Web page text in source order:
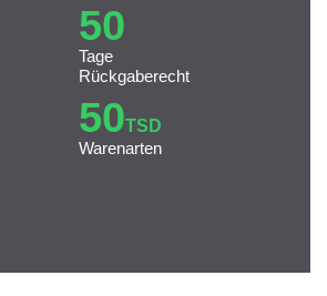
50
Tage
Rückgaberecht
50TSD
Warenarten